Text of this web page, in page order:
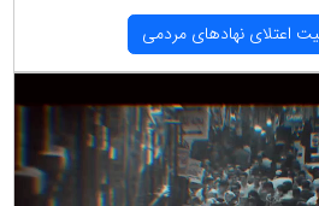
اعتلای نهادهای مردمی